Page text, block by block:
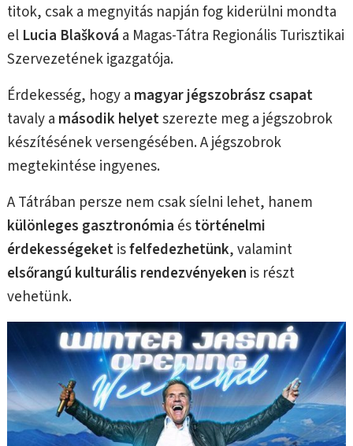
titok, csak a megnyitás napján fog kiderülni mondta
el Lucia Blašková a Magas-Tátra Regionális Turisztikai
Szervezetének igazgatója.
Érdekesség, hogy a magyar jégszobrász csapat
tavaly a második helyetszerezte meg a jégszobrok
készítésének versengésében. A jégszobrok
megtekintése ingyenes.
A Tátrában persze nem csak síelni lehet, hanem
különleges gasztronómia éstörténelmi
érdekességeketisfelfedezhetünk, valamint
elsőrangú kulturális rendezvényeken is részt
vehetünk.